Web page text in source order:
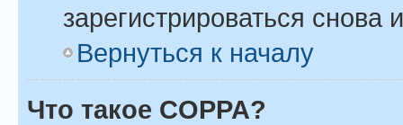
зарегистрироваться снова
Вернуться к началу
Что такое COPPA?